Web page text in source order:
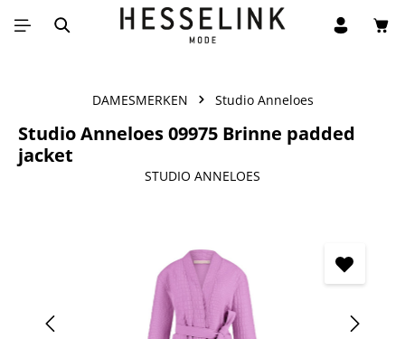
Ga naar de hoofdinhoud
DAMESMERKEN Studio Anneloes
Studio Anneloes 09975 Brinne padded
jacket
STUDIO ANNELOES